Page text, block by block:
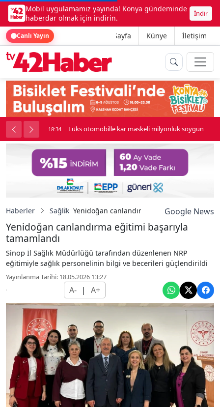
Mobil uygulamamız yayında! Konya gündeminde
haberdar olmak için indirin.
İndir
Canlı Yayın Ana Sayfa Künye İletişim
kavga çıktı 18:34 Lüks otomobille kar maskeli milyonluk soygun
Haberler Sağlık Yenidoğan canlandırma eğitimi başarıyla
Google News
Yenidoğan canlandırma eğitimi başarıyla
tamamlandı
Sinop İl Sağlık Müdürlüğü tarafından düzenlenen NRP
eğitimiyle sağlık personelinin bilgi ve becerileri güçlendirildi
Yayınlanma Tarihi: 18.05.2026 13:27
A- | A+